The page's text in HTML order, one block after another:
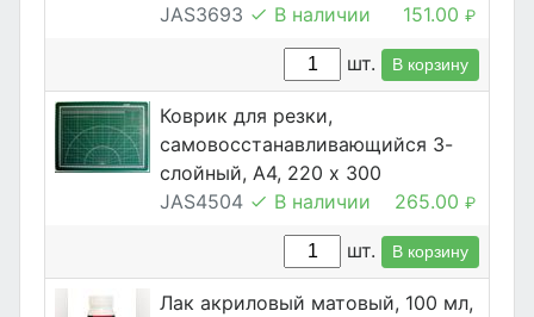
JAS3693
В наличии 151.00 ₽
шт. В корзину
Коврик для резки,
самовосстанавливающийся 3-
слойный, А4, 220 х 300
JAS4504
В наличии 265.00 ₽
шт. В корзину
Лак акриловый матовый, 100 мл,